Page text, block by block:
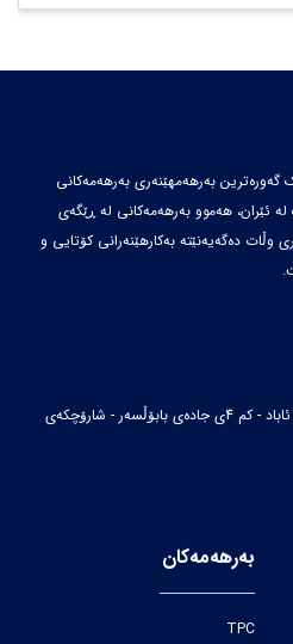
بەرهەمهێنەری بەرهەمەکانی
ئێران، هەموو بەرهەمەکانی لە ڕێگەی
وڵات دەگەیەنێتە بەکارهێنەرانی کۆتایی و
مازەندەران - ساری - جادەی فەرەح ئاباد - کم 4ی جادەی بابۆڵسەر - شارۆچکەی
بەرهەمەکان
TPC